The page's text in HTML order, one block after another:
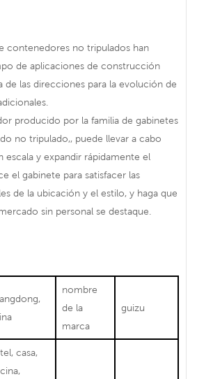
contenedores no tripulados han
de aplicaciones de construcción
de las direcciones para la evolución de
producido por la familia de gabinetes
no tripulado,, puede llevar a cabo
escala y expandir rápidamente el
el gabinete para satisfacer las
de la ubicación y el estilo, y haga que
sin personal se destaque.
nombre
de la
marca
guizu
casa,